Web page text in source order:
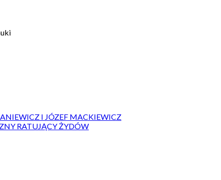
I JÓZEF MACKIEWICZ
RATUJĄCY ŻYDÓW